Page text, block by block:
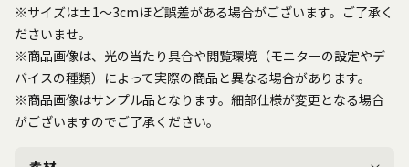
※サイズは±1～3cmほど誤差がある場合がございます。ご了承く
ださいませ。
※商品画像は、光の当たり具合や閲覧環境（モニターの設定やデ
バイスの種類）によって実際の商品と異なる場合があります。
※商品画像はサンプル品となります。細部仕様が変更となる場合
がございますのでご了承ください。